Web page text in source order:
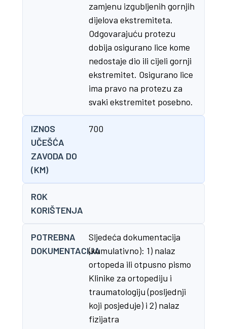
zamjenu izgubljenih gornjih
dijelova ekstremiteta.
Odgovarajuću protezu
dobija osigurano lice kome
nedostaje dio ili cijeli gornji
ekstremitet. Osigurano lice
ima pravo na protezu za
svaki ekstremitet posebno.
IZNOS
UČEŠĆA
ZAVODA DO
(KM)
700
ROK
KORIŠTENJA
POTREBNA
DOKUMENTACIJA
Sljedeća dokumentacija
(kumulativno): 1) nalaz
ortopeda ili otpusno pismo
Klinike za ortopediju i
traumatologiju (posljednji
koji posjeduje) i 2) nalaz
fizijatra